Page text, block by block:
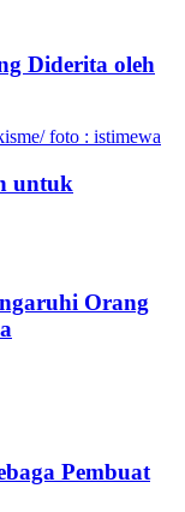
Diderita oleh
untuk
Orang
Pembuat